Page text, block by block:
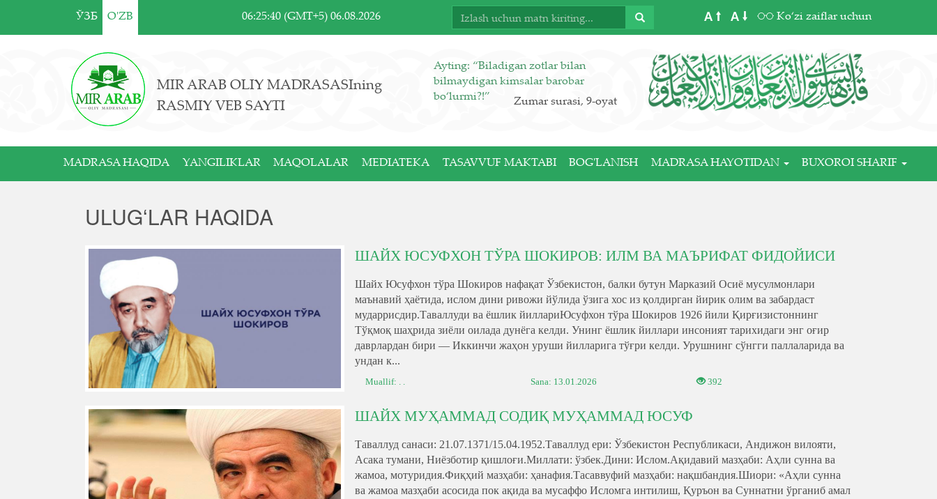
ЎЗБ O'ZB 06:25:40 (GMT+5) 06.08.2026 A A Ko‘zi zaiflar uchun
MIR ARAB OLIY MADRASASIning
RASMIY VEB SAYTI
Ayting: “Biladigan zotlar bilan
bilmaydigan kimsalar barobar
bo‘lurmi?!”
Zumar surasi, 9-oyat
MADRASA HAQIDA YANGILIKLAR MAQOLALAR MEDIATEKA TASAVVUF MAKTABI BOG'LANISH MADRASA HAYOTIDAN BUXOROI SHARIF
ULUGʻLAR HAQIDA
ШАЙХ ЮСУФХОН ТЎРА ШОКИРОВ: ИЛМ ВА МАЪРИФАТ ФИДОЙИСИ
Шайх Юсуфхон тўра Шокиров нафақат Ўзбекистон, балки бутун Марказий Осиё мусулмонлари
маънавий ҳаётида, ислом дини ривожи йўлида ўзига хос из қолдирган йирик олим ва забардаст
мударрисдир.Таваллуди ва ёшлик йиллариЮсуфхон тўра Шокиров 1926 йили Қирғизистоннинг
Тўқмоқ шаҳрида зиёли оилада дунёга келди. Унинг ёшлик йиллари инсоният тарихидаги энг оғир
даврлардан бири — Иккинчи жаҳон уруши йилларига тўғри келди. Урушнинг сўнгги паллаларида ва
ундан к...
Muallif: . . Sana: 13.01.2026 392
ШАЙХ МУҲАММАД СОДИҚ МУҲАММАД ЮСУФ
Таваллуд санаси: 21.07.1371/15.04.1952.Таваллуд ери: Ўзбекистон Республикаси, Андижон вилояти,
Асака тумани, Ниёзботир қишлоғи.Миллати: ўзбек.Дини: Ислом.Ақидавий мазҳаби: Аҳли сунна ва
жамоа, мотуридия.Фиқҳий мазҳаби: ҳанафия.Тасаввуфий мазҳаби: нақшбандия.Шиори: «Аҳли сунна
ва жамоа мазҳаби асосида пок ақида ва мусаффо Исломга интилиш, Қуръон ва Суннатни ўрганиб амал